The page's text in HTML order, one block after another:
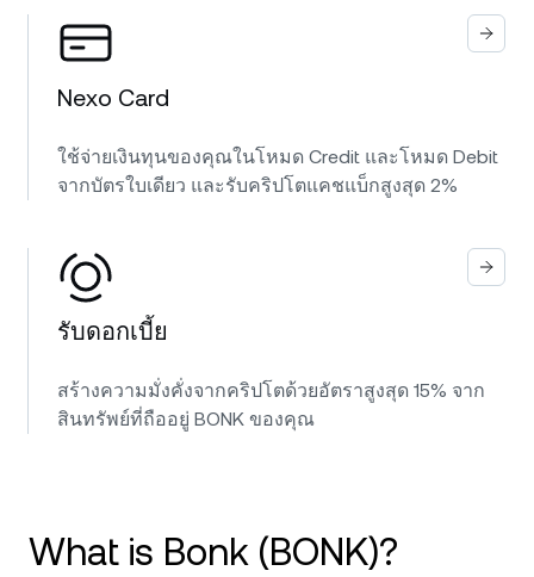
Nexo Card
ใช้จ่ายเงินทุนของคุณในโหมด Credit และโหมด Debit
จากบัตรใบเดียว และรับคริปโตแคชแบ็กสูงสุด 2%
รับดอกเบี้ย
สร้างความมั่งคั่งจากคริปโตด้วยอัตราสูงสุด 15% จาก
สินทรัพย์ที่ถืออยู่ BONK ของคุณ
What is Bonk (BONK)?